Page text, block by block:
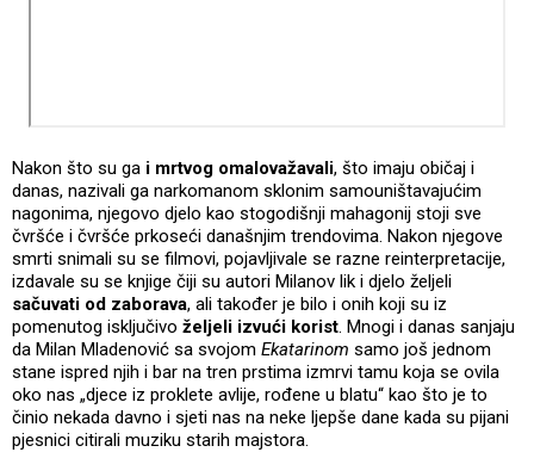
Nakon što su ga i mrtvog omalovažavali, što imaju običaj i
danas, nazivali ga narkomanom sklonim samouništavajućim
nagonima, njegovo djelo kao stogodišnji mahagonij stoji sve
čvršće i čvršće prkoseći današnjim trendovima. Nakon njegove
smrti snimali su se filmovi, pojavljivale se razne reinterpretacije,
izdavale su se knjige čiji su autori Milanov lik i djelo željeli
sačuvati od zaborava, ali također je bilo i onih koji su iz
pomenutog isključivo željeli izvući korist. Mnogi i danas sanjaju
da Milan Mladenović sa svojom Ekatarinom samo još jednom
stane ispred njih i bar na tren prstima izmrvi tamu koja se ovila
oko nas „djece iz proklete avlije, rođene u blatu“ kao što je to
činio nekada davno i sjeti nas na neke ljepše dane kada su pijani
pjesnici citirali muziku starih majstora.